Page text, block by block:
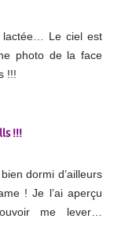
lactée… Le ciel est
photo de la face
!!!
!!!
dormi d’ailleurs
! Je l’ai aperçu
me lever…